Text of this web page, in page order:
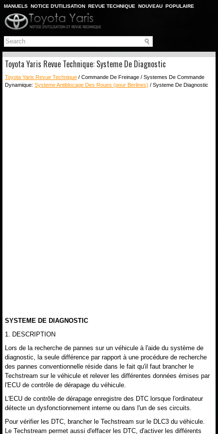
MANUELS NOTICE D'UTILISATION REVUE TECHNIQUE NOUVEAU POPULAIRE
PLAN DU SITE
CHERCHER
Toyota Yaris Revue Technique: Systeme De Diagnostic
Toyota Yaris Revue Technique / Commande De Freinage / Systemes De Commande
Dynamique: Systeme Antiblocage Des Roues (pour Berlines) / Systeme De Diagnostic
SYSTEME DE DIAGNOSTIC
1. DESCRIPTION
Lors de la recherche de pannes sur un véhicule à l'aide du système de
diagnostic, la seule différence par rapport à une procédure de recherche
des pannes conventionnelle réside dans le fait qu'il faut brancher le
Techstream sur le véhicule et relever les différentes données émises par
l'ECU de contrôle de dérapage du véhicule.
L'ECU de contrôle de dérapage enregistre des DTC lorsque l'ordinateur
détecte un dysfonctionnement interne ou dans l'un de ses circuits.
Pour vérifier les DTC, brancher le Techstream sur le DLC3 du véhicule.
Le Techstream permet aussi d'effacer les DTC, d'activer les différents